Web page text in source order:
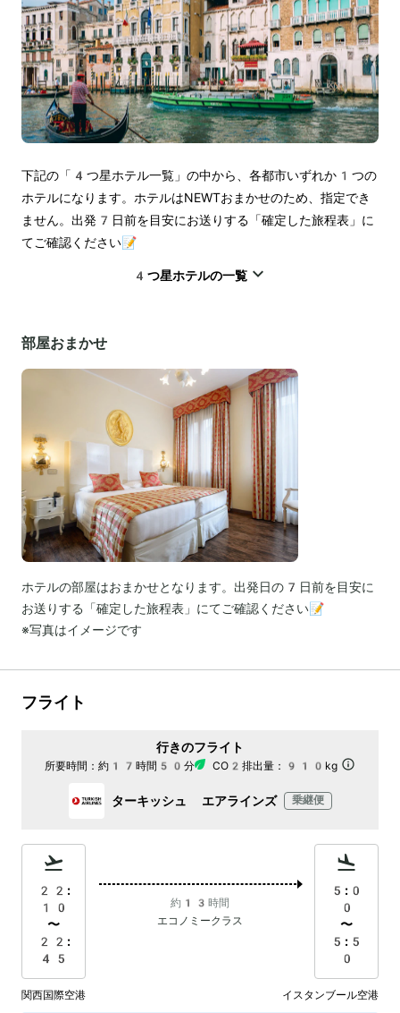
下記の「4つ星ホテル一覧」の中から、各都市いずれか1つの
ホテルになります。ホテルはNEWTおまかせのため、指定でき
ません。出発7日前を目安にお送りする「確定した旅程表」に
てご確認ください📝
4つ星ホテルの一覧
部屋おまかせ
ホテルの部屋はおまかせとなります。出発日の7日前を目安に
お送りする「確定した旅程表」にてご確認ください📝
※写真はイメージです
フライト
行きのフライト
所要時間： 約17時間50分 CO2排出量： 910kg
ターキッシュ エアラインズ 乗継便
22:
10
〜
22:
45
約13時間
エコノミークラス
5:0
0
〜
5:5
0
関西国際空港 イスタンブール空港